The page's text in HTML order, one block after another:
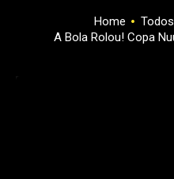
Home
A Bola Rolou! Copa
ANÁLISES